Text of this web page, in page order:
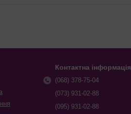
Контактна інформація
(068) 378-75-04
(073) 931-02-88
(095) 931-02-88